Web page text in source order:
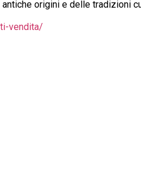
origini e delle tradizioni
vendita/